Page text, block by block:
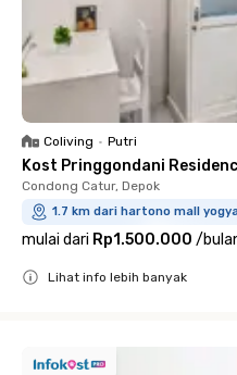
Coliving • Putri
Kost Pringgondani
Condong Catur, Depok
1.7 km dari hartono mall
mulai dari Rp1.500.000 /
Lihat info lebih banyak